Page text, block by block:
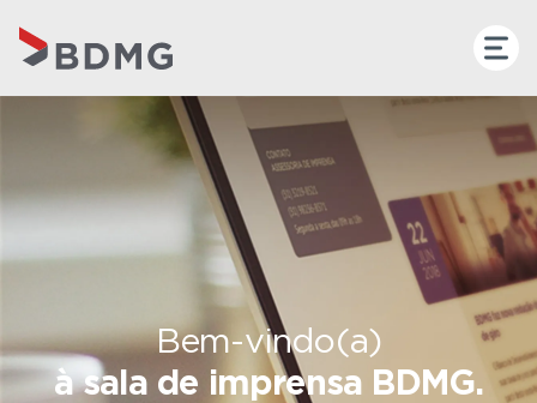
Bem-vindo(a)
à sala de imprensa BDMG.